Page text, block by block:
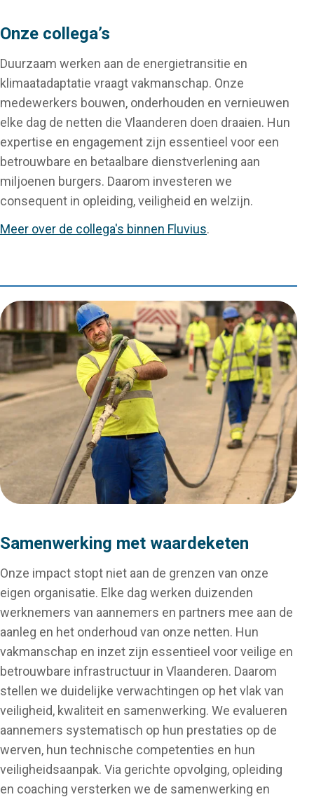
Onze collega’s
Duurzaam werken aan de energietransitie en
klimaatadaptatie vraagt vakmanschap. Onze
medewerkers bouwen, onderhouden en vernieuwen
elke dag de netten die Vlaanderen doen draaien. Hun
expertise en engagement zijn essentieel voor een
betrouwbare en betaalbare dienstverlening aan
miljoenen burgers. Daarom investeren we
consequent in opleiding, veiligheid en welzijn.
Meer over de collega's binnen Fluvius.
Samenwerking met waardeketen
Onze impact stopt niet aan de grenzen van onze
eigen organisatie. Elke dag werken duizenden
werknemers van aannemers en partners mee aan de
aanleg en het onderhoud van onze netten. Hun
vakmanschap en inzet zijn essentieel voor veilige en
betrouwbare infrastructuur in Vlaanderen. Daarom
stellen we duidelijke verwachtingen op het vlak van
veiligheid, kwaliteit en samenwerking. We evalueren
aannemers systematisch op hun prestaties op de
werven, hun technische competenties en hun
veiligheidsaanpak. Via gerichte opvolging, opleiding
en coaching versterken we de samenwerking en